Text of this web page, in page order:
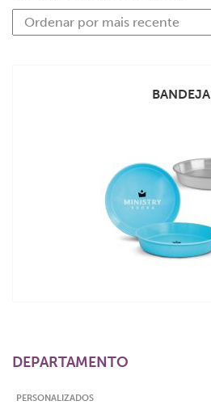
BANDEJA
VEJA MAIS
DEPARTAMENTO
PERSONALIZADOS